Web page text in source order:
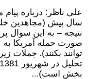
سال پیش (مجاهدین
نتیجه – به این سوال
صورت حمله آمریکا
توانند بکنند). جملات
بخش است)...